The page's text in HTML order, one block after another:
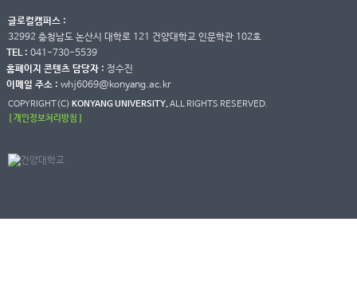
글로컬캠퍼스 :
32992 충청남도 논산시 대학로 121 건양대학교 인문학관 102호
TEL : 041-730-5539
홈페이지 콘텐츠 담당자 : 정수진
이메일 주소 : whj6069@konyang.ac.kr
COPYRIGHT(C) KONYANG UNIVERSITY.ALL RIGHTS RESERVED.
[ 개인정보처리방침 ]